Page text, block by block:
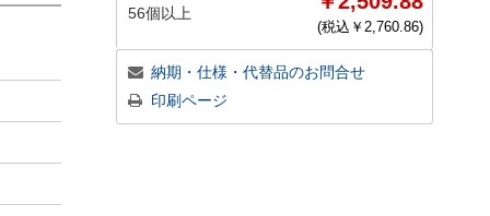
56個以上
(税込￥ 2,760.86)
納期・仕様・代替品のお問合せ
印刷ページ